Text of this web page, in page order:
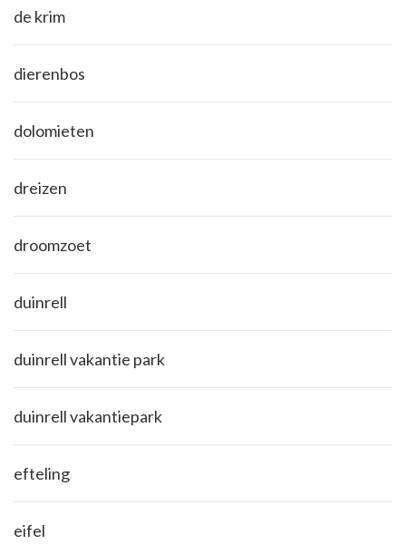
de krim
dierenbos
dolomieten
dreizen
droomzoet
duinrell
duinrell vakantie park
duinrell vakantiepark
efteling
eifel